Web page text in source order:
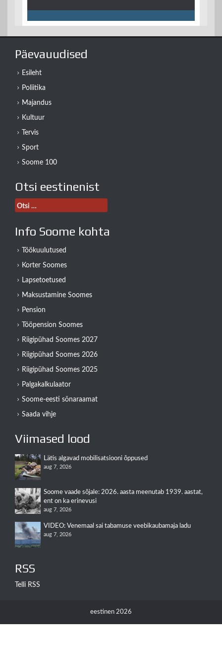
Päevauudised
Esileht
Poliitika
Majandus
Kultuur
Tervis
Sport
Soome 100
Otsi eestinenist
Otsi:
Info Soome kohta
Töökuulutused
Korter Soomes
Lapsetoetused
Maksustamine Soomes
Pension
Tööpension Soomes
Riigipühad Soomes 2027
Riigipühad Soomes 2026
Riigipühad Soomes 2025
Palgakalkulaator
Soome-eesti sõnaraamat
Saada vihje
Viimased lood
Lätis algavad mobilisatsiooni õppused
aug 7, 2026
Soome vaade sõjale: 2026. aasta meenutab 1939. aastat,
ent on ka erinevusi
aug 7, 2026
VIDEO: Venemaal sai tabamuse veebikaubamaja ladu
aug 7, 2026
RSS
Telli RSS
eestinen 2026